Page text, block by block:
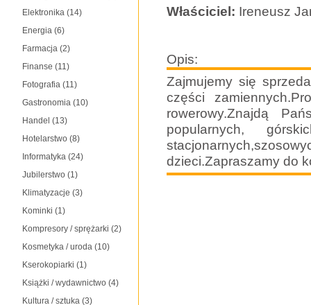
Elektronika (14)
Energia (6)
Farmacja (2)
Finanse (11)
Fotografia (11)
Gastronomia (10)
Handel (13)
Hotelarstwo (8)
Informatyka (24)
Jubilerstwo (1)
Klimatyzacje (3)
Kominki (1)
Kompresory / sprężarki (2)
Kosmetyka / uroda (10)
Kserokopiarki (1)
Książki / wydawnictwo (4)
Kultura / sztuka (3)
Właściciel: Ireneusz
Opis:
Zajmujemy się
części
rowerowy.Znajdą
popularnych,
dzieci.Zapraszamy do